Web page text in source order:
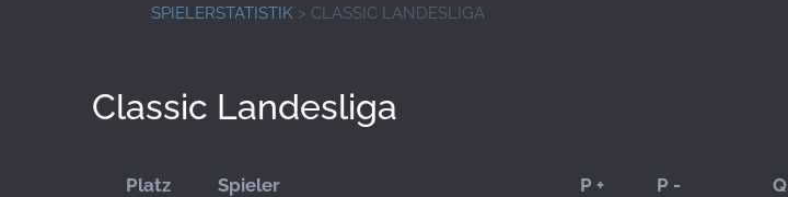
SPIELERSTATISTIK > CLASSIC LANDESLIGA
Classic Landesliga
Platz Spieler P + P - Q